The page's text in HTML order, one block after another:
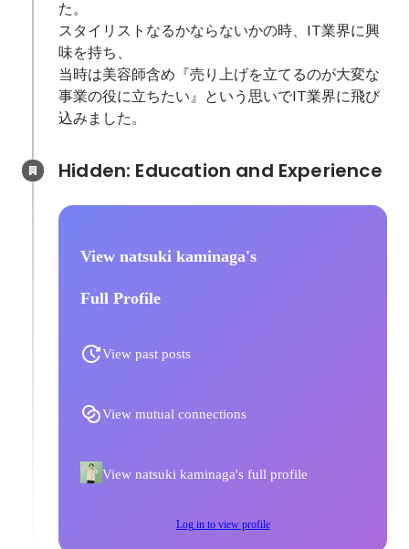
た。
スタイリストなるかならないかの時、IT業界に興
味を持ち、
当時は美容師含め『売り上げを立てるのが大変な
事業の役に立ちたい』という思いでIT業界に飛び
込みました。
View natsuki kaminaga's
Full Profile
View past posts
View mutual connections
View natsuki kaminaga's full profile
Log in to view profile